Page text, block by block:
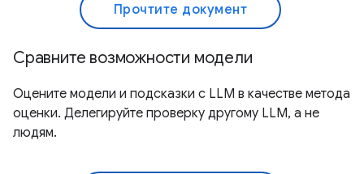
Прочтите документ
Сравните возможности модели
Оцените модели и подсказки с LLM в качестве метода
оценки. Делегируйте проверку другому LLM, а не
людям.